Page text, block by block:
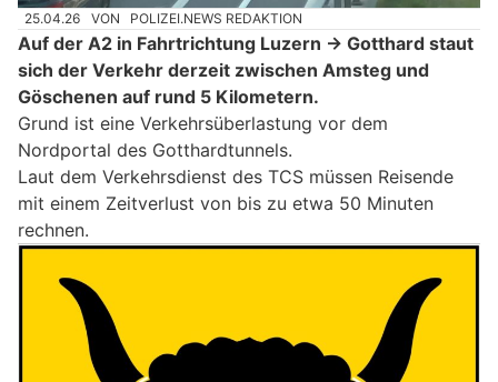
25.04.26 VON POLIZEI.NEWS REDAKTION
Auf der A2 in Fahrtrichtung Luzern → Gotthard staut
sich der Verkehr derzeit zwischen Amsteg und
Göschenen auf rund 5 Kilometern.
Grund ist eine Verkehrsüberlastung vor dem
Nordportal des Gotthardtunnels.
Laut dem Verkehrsdienst des TCS müssen Reisende
mit einem Zeitverlust von bis zu etwa 50 Minuten
rechnen.